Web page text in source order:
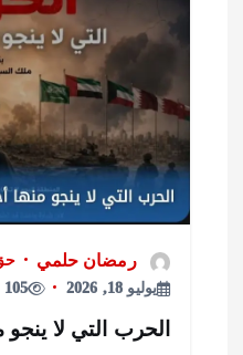
رمضان حلمي
حق المواطن
105
التي لا ينجو منها أحد